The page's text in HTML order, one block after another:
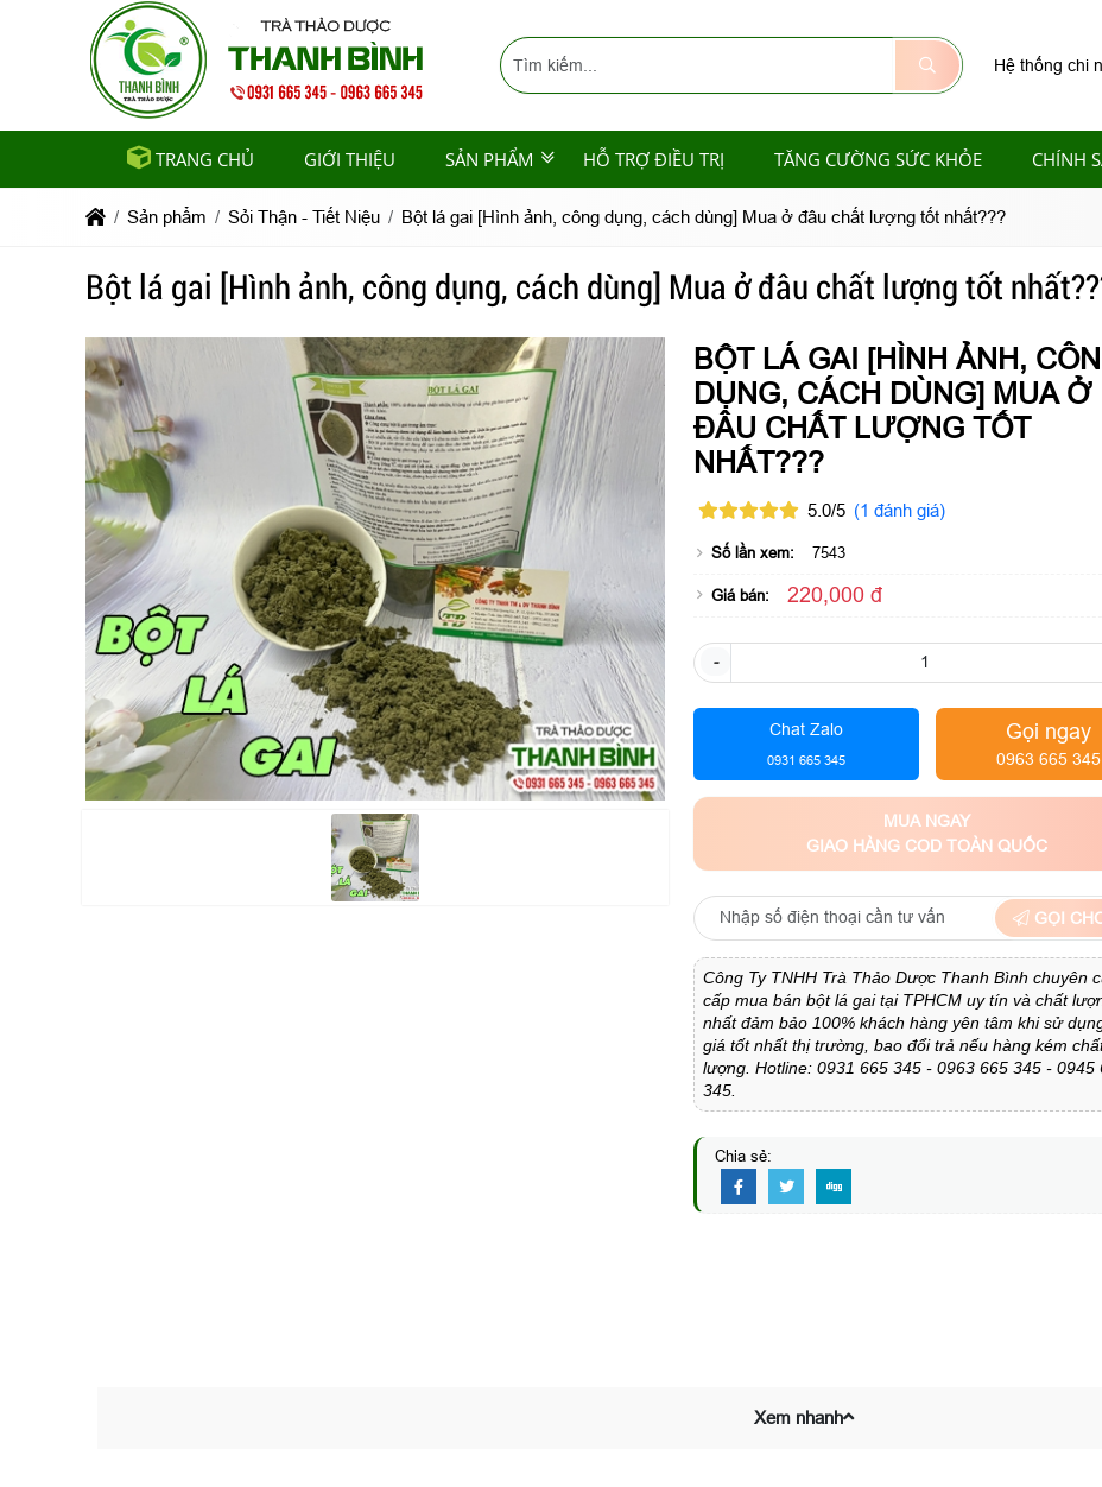
Hệ thống chi
TRANG CHỦ GIỚI THIỆU SẢN PHẨM HỖ TRỢ ĐIỀU TRỊ TĂNG CƯỜNG SỨC KHỎE CHÍNH
Sản phẩm Sỏi Thận - Tiết Niệu Bột lá gai [Hình ảnh, công dụng, cách dùng] Mua ở đâu chất lượng tốt nhất???
Bột lá gai [Hình ảnh, công dụng, cách dùng] Mua ở đâu chất lượng tốt
BỘT LÁ GAI [HÌNH ẢNH,
DỤNG, CÁCH DÙNG] MUA Ở
ĐÂU CHẤT LƯỢNG TỐT
NHẤT???
5.0/5 (1 đánh giá)
Số lần xem: 7543
Giá bán: 220,000 đ
-
Chat Zalo
0931 665 345
Gọi ngay
0963 665 345
MUA NGAY
GIAO HÀNG COD TOÀN QUỐC
GỌI
Công Ty TNHH Trà Thảo Dược Thanh Bình chuyên
cấp mua bán bột lá gai tại TPHCM uy tín và chất
nhất đảm bảo 100% khách hàng yên tâm khi sử
giá tốt nhất thị trường, bao đổi trả nếu hàng kém
lượng. Hotline: 0931 665 345 - 0963 665 345 - 0945
345.
Chia sẻ:
Xem nhanh